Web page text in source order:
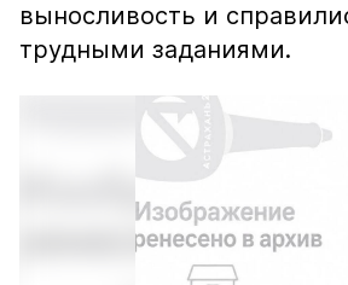
выносливость и
трудными заданиями.